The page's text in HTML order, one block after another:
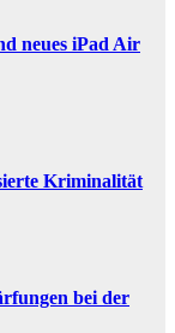
neues iPad Air
Kriminalität
bei der